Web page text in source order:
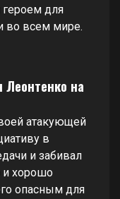
героем для
во всем мире.
Леонтенко на
атакующей
в
и забивал
и хорошо
опасным для